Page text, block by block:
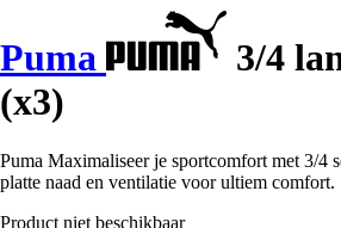
Puma
3/4
(x3)
Puma Maximaliseer je sportcomfort met 3/4
platte naad en ventilatie voor ultiem comfort.
Product niet beschikbaar